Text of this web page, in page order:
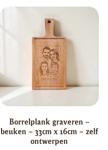
Borrelplank graveren –
beuken – 33cm x 16cm – zelf
ontwerpen